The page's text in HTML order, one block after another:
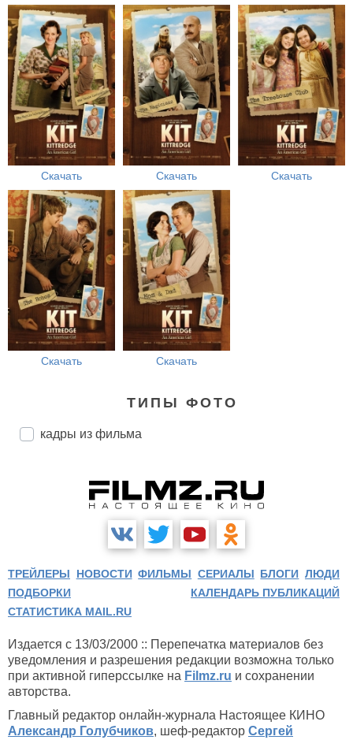
Скачать Скачать Скачать
Скачать Скачать
ТИПЫ ФОТО
кадры из фильма
ТРЕЙЛЕРЫ НОВОСТИ ФИЛЬМЫ СЕРИАЛЫ БЛОГИ ЛЮДИ
ПОДБОРКИ
КАЛЕНДАРЬ ПУБЛИКАЦИЙ
СТАТИСТИКА MAIL.RU
Издается с 13/03/2000 :: Перепечатка материалов без
уведомления и разрешения редакции возможна только
при активной гиперссылке на Filmz.ru и сохранении
авторства.
Главный редактор онлайн-журнала Настоящее КИНО
Александр Голубчиков, шеф-редактор Сергей